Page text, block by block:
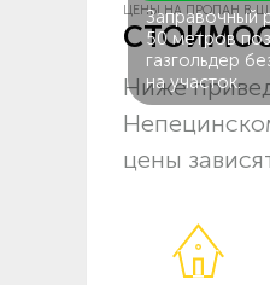
Заправочный
50 метров
газгольдер
на участок.
ЦЕНЫ НА ПРОПАН В
Ниже
цены